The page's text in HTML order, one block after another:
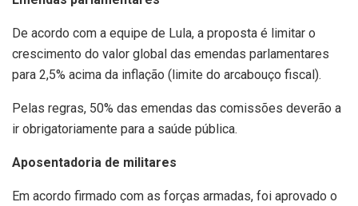
De acordo com a equipe de Lula, a proposta é limitar o
crescimento do valor global das emendas parlamentares
para 2,5% acima da inflação (limite do arcabouço fiscal).
Pelas regras, 50% das emendas das comissões deverão a
ir obrigatoriamente para a saúde pública.
Aposentadoria de militares
Em acordo firmado com as forças armadas, foi aprovado o